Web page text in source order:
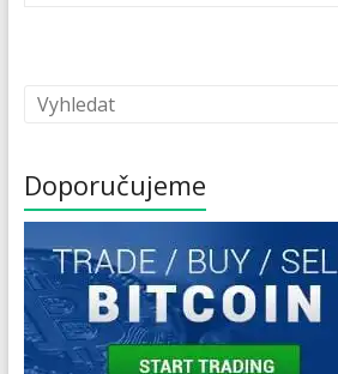
Doporučujeme